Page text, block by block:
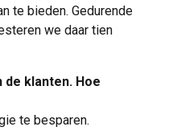
te bieden. Gedurende
we daar tien
klanten. Hoe
te besparen.